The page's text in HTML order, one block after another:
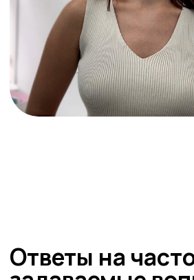
2025
Стоматология Александра Собакина
Все права защищены. Не является
Согласие на обработку персональных
данных
персональных данных